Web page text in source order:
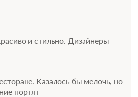
и стильно. Дизайнеры
Казалось бы мелочь, но
портят